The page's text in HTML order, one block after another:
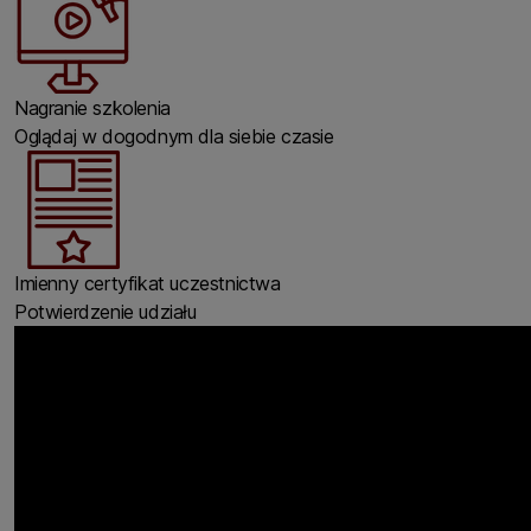
Nagranie szkolenia
Oglądaj w dogodnym dla siebie czasie
Imienny certyfikat uczestnictwa
Potwierdzenie udziału